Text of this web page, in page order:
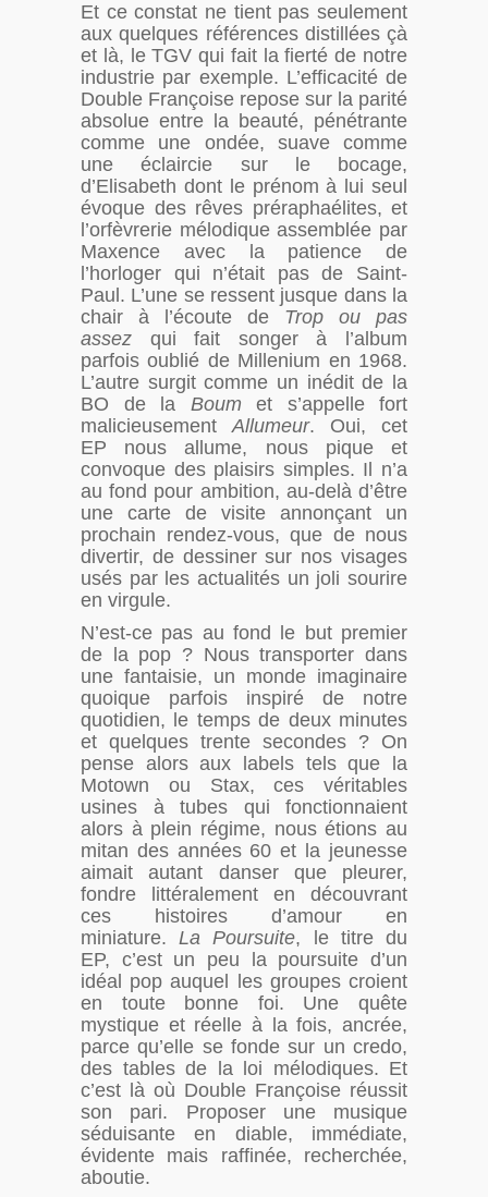
Et ce constat ne tient pas seulement
aux quelques références distillées çà
et là, le TGV qui fait la fierté de notre
industrie par exemple. L’efficacité de
Double Françoise repose sur la parité
absolue entre la beauté, pénétrante
comme une ondée, suave comme
une éclaircie sur le bocage,
d’Elisabeth dont le prénom à lui seul
évoque des rêves préraphaélites, et
l’orfèvrerie mélodique assemblée par
Maxence avec la patience de
l’horloger qui n’était pas de Saint-
Paul. L’une se ressent jusque dans la
chair à l’écoute de Trop ou pas
assez qui fait songer à l’album
parfois oublié de Millenium en 1968.
L’autre surgit comme un inédit de la
BO de la Boum et s’appelle fort
malicieusementAllumeur. Oui, cet
EP nous allume, nous pique et
convoque des plaisirs simples. Il n’a
au fond pour ambition, au-delà d’être
une carte de visite annonçant un
prochain rendez-vous, que de nous
divertir, de dessiner sur nos visages
usés par les actualités un joli sourire
en virgule.
N’est-ce pas au fond le but premier
de la pop ? Nous transporter dans
une fantaisie, un monde imaginaire
quoique parfois inspiré de notre
quotidien, le temps de deux minutes
et quelques trente secondes ? On
pense alors aux labels tels que la
Motown ou Stax, ces véritables
usines à tubes qui fonctionnaient
alors à plein régime, nous étions au
mitan des années 60 et la jeunesse
aimait autant danser que pleurer,
fondre littéralement en découvrant
ces histoires d’amour en
miniature.La Poursuite, le titre du
EP, c’est un peu la poursuite d’un
idéal pop auquel les groupes croient
en toute bonne foi. Une quête
mystique et réelle à la fois, ancrée,
parce qu’elle se fonde sur un credo,
des tables de la loi mélodiques. Et
c’est là où Double Françoise réussit
son pari. Proposer une musique
séduisante en diable, immédiate,
évidente mais raffinée, recherchée,
aboutie.